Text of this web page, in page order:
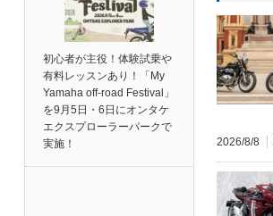
初心者が主役！体験試乗や
有料レッスンあり！「My
Yamaha off-road Festival」
を9月5日・6日にオンタケ
エクスプローラーパークで
実施！
2026/8/8